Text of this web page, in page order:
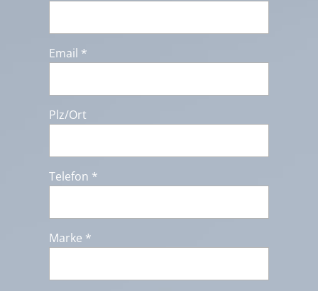
Email *
Plz/Ort
Telefon *
Marke *